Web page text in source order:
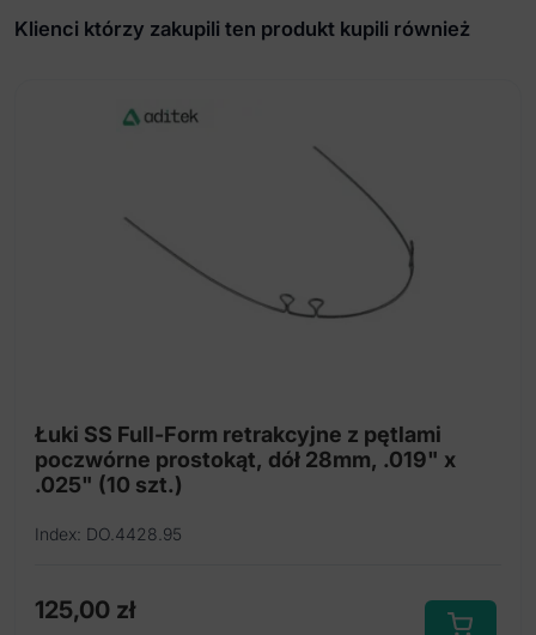
Klienci którzy zakupili ten produkt kupili również
Łuki SS Full-Form retrakcyjne z pętlami
poczwórne prostokąt, dół 28mm, .019" x
.025" (10 szt.)
Index: DO.4428.95
125,00 zł